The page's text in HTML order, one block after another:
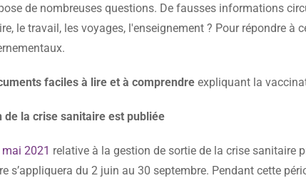
de nombreuses questions. De fausses informations
le travail, les voyages, l'enseignement ? Pour répondre à
faciles à lire et à comprendre expliquant la
de la crise sanitaire est publiée
2021 relative à la gestion de sortie de la crise sanitaire
s’appliquera du 2 juin au 30 septembre. Pendant cette